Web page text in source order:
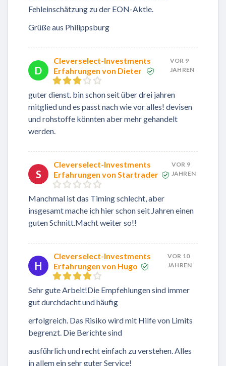
Fehleinschätzung zu der EON-Aktie.
Grüße aus Philippsburg
D
Cleverselect-Investments
Erfahrungen von Dieter
VOR 9
JAHREN
guter dienst. bin schon seit über drei jahren
mitglied und es passt nach wie vor alles! devisen
und rohstoffe könnten aber mehr gehandelt
werden.
S
Cleverselect-Investments
Erfahrungen von Startrader
VOR 9
JAHREN
Manchmal ist das Timing schlecht, aber
insgesamt mache ich hier schon seit Jahren einen
guten Schnitt.Macht weiter so!!
H
Cleverselect-Investments
Erfahrungen von Hugo
VOR 10
JAHREN
Sehr gute Arbeit!Die Empfehlungen sind immer
gut durchdacht und häufig
erfolgreich. Das Risiko wird mit Hilfe von Limits
begrenzt. Die Berichte sind
ausführlich und recht einfach zu verstehen. Alles
in allem ein sehr guter Service!